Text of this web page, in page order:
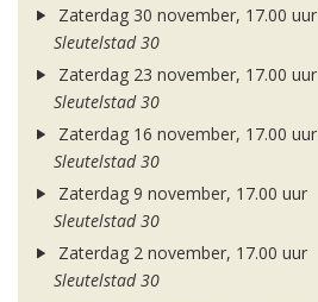
Zaterdag 30 november, 17.00 uur
Sleutelstad 30
Zaterdag 23 november, 17.00 uur
Sleutelstad 30
Zaterdag 16 november, 17.00 uur
Sleutelstad 30
Zaterdag 9 november, 17.00 uur
Sleutelstad 30
Zaterdag 2 november, 17.00 uur
Sleutelstad 30